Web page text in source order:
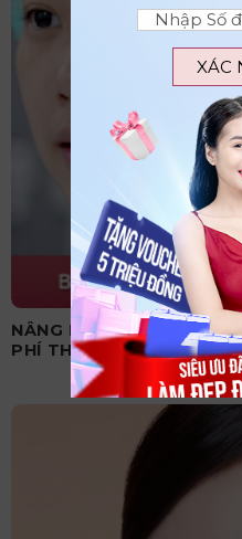
NÂNG MŨI CẤU TRÚC
PHÍ THỰC HIỆN BAO
XÁC